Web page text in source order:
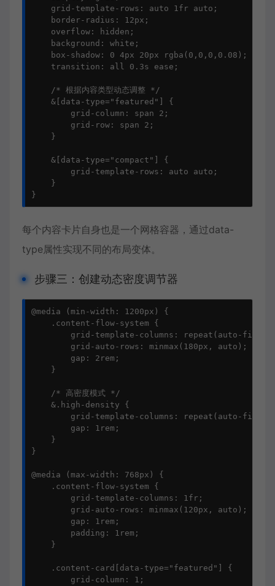
    grid-template-rows: auto 1fr auto;
    border-radius: 12px;
    overflow: hidden;
    background: white;
    box-shadow: 0 4px 20px rgba(0,0,0,0.08);
    transition: all 0.3s ease;
    /* 根据内容类型动态调整 */
    &[data-type="featured"] {
        grid-column: span 2;
        grid-row: span 2;
    }
    &[data-type="compact"] {
        grid-template-rows: auto auto;
    }
}
每个内容卡片自身也是一个网格容器，通过data-
type属性实现不同的布局变体。
步骤三：创建动态密度调节器
@media (min-width: 1200px) {
    .content-flow-system {
grid-template-columns: repeat(auto-fill,
        grid-auto-rows: minmax(180px, auto);
        gap: 2rem;
    }
    /* 高密度模式 */
    &.high-density {
grid-template-columns: repeat(auto-fill,
        gap: 1rem;
    }
}
@media (max-width: 768px) {
    .content-flow-system {
        grid-template-columns: 1fr;
        grid-auto-rows: minmax(120px, auto);
        gap: 1rem;
        padding: 1rem;
    }
    .content-card[data-type="featured"] {
        grid-column: 1;